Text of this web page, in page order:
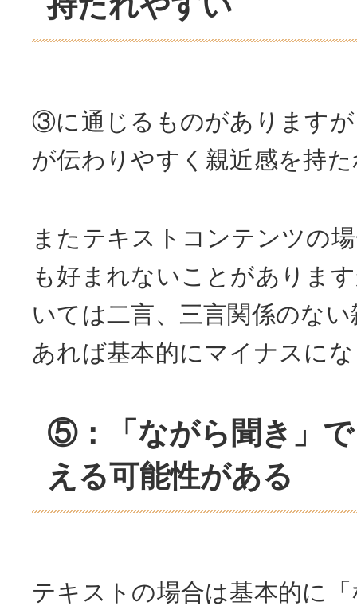
③に通じるものがあります
が伝わりやすく親近感を持
またテキストコンテンツの
も好まれないことがありま
いては二言、三言関係のな
あれば基本的にマイナスに
⑤：「ながら聞き」
える可能性がある
テキストの場合は基本的に